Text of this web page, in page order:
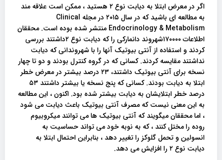
اگر در معرض ابتلا به دیابت نوع ۲ هستید ، ممکن است علاقه مند
به مطالعه ای باشید که در سال ۲۰۱۵ در مجله Clinical
Endocrinology & Metabolism منتشر شده بوده است. محققان
اطلاعات ۱۷۰۰۰۰شهروند دانمارکی را که دیابت نوع ۲داشتند بررسی
کردند و استفاده از آنتی بیوتیک آنها را با شهروندانی که دیابت
نداشتند مقایسه کردند. کسانی که در گروه کنترل بودند و دو تا چهار
نسخه برای آنتی بیوتیک داشتند، ۲۳ درصد بیشتر در معرض خطر
ابتلا به دیابت بودند. کسانی که پنج نسخه یا بیشتر داشتند ۵۳
درصد خطر ابتلایشان به دیابت بیشتر شده بود. اکنون ، این مطالعه
به این معنی نیست که مصرف آنتی بیوتیک باعث دیابت می شود
، اما محققان میگویند که آنتی بیوتیک ها می توانند میکروبیوم
روده را مختل کنند ، که به نوبه خود می تواند حساسیت به
انسولین و تحمل گلوکز را تغییر دهد ، بنابراین احتمال ابتلا به
دیابت نوع ۲ را افزایش می دهد.